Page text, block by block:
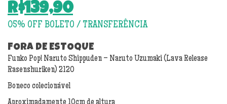
O
preço
era:
R$299,90.
R$139,90
O
atual
é:
R$139,90.
FORA DE ESTOQUE
Funko Pop! Naruto Shippuden – Naruto Uzumaki (Lava Release
Rasenshuriken) 2120
Boneco colecionável